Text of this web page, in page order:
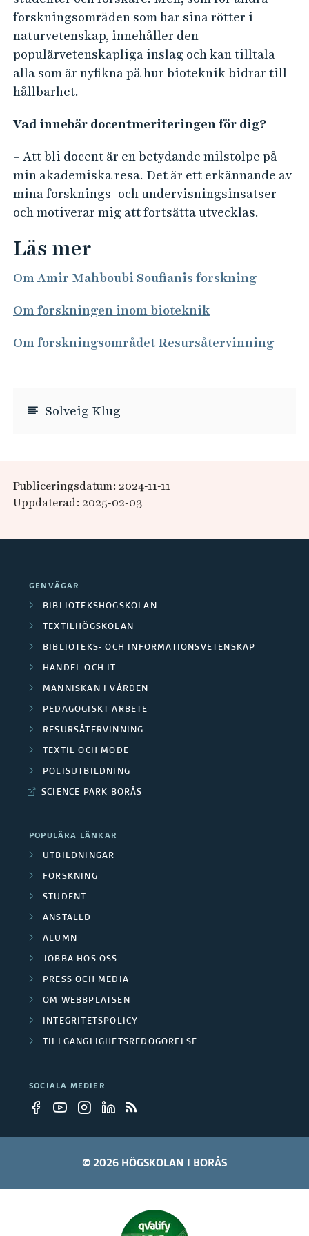
forskningsområden som har sina rötter i
naturvetenskap, innehåller den
populärvetenskapliga inslag och kan tilltala
alla som är nyfikna på hur bioteknik bidrar till
hållbarhet.
Vad innebär docentmeriteringen för dig?
– Att bli docent är en betydande milstolpe på
min akademiska resa. Det är ett erkännande av
mina forsknings- och undervisningsinsatser
och motiverar mig att fortsätta utvecklas.
Läs mer
Om Amir Mahboubi Soufianis forskning
Om forskningen inom bioteknik
Om forskningsområdet Resursåtervinning
Solveig Klug
Publiceringsdatum: 2024-11-11
Uppdaterad: 2025-02-03
GENVÄGAR
BIBLIOTEKSHÖGSKOLAN
TEXTILHÖGSKOLAN
BIBLIOTEKS- OCH INFORMATIONSVETENSKAP
HANDEL OCH IT
MÄNNISKAN I VÅRDEN
PEDAGOGISKT ARBETE
RESURSÅTERVINNING
TEXTIL OCH MODE
POLISUTBILDNING
SCIENCE PARK BORÅS
POPULÄRA LÄNKAR
UTBILDNINGAR
FORSKNING
STUDENT
ANSTÄLLD
ALUMN
JOBBA HOS OSS
PRESS OCH MEDIA
OM WEBBPLATSEN
INTEGRITETSPOLICY
TILLGÄNGLIGHETSREDOGÖRELSE
SOCIALA MEDIER
© 2026 HÖGSKOLAN I BORÅS